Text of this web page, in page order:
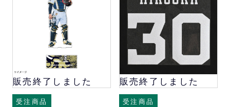
販売終了しました
受注商品
販売終了しました
受注商品